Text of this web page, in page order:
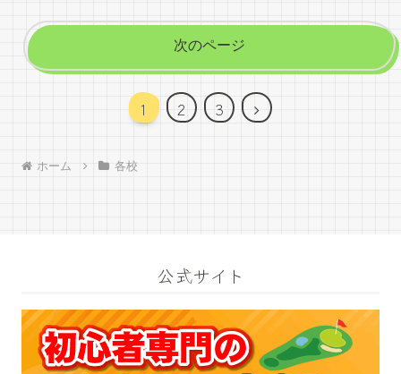
次のページ
1 2 3
次
ホーム 各校
公式サイト